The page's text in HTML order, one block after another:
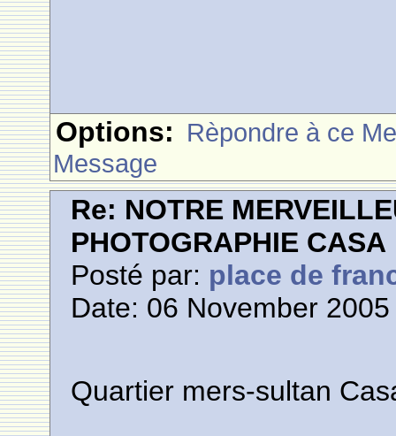
Options: Rèpondre à ce
Message
Re: NOTRE
PHOTOGRAPHIE CASA
Posté par: place de
Date: 06 November
Quartier mers-sultan